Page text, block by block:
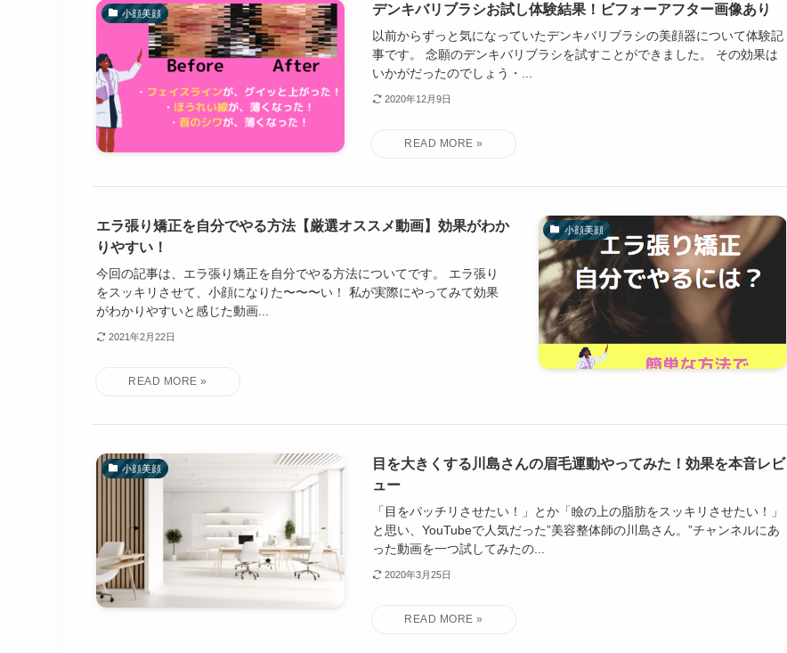
小顔美顔 デンキバリブラシお試し体験結果！ビフォーアフター画像あり
以前からずっと気になっていたデンキバリブラシの美顔器について体験記
事です。 念願のデンキバリブラシを試すことができました。 その効果は
いかがだったのでしょう・...
2020年12月9日
小顔美顔
エラ張り矯正を自分でやる方法【厳選オススメ動画】効果がわか
りやすい！
今回の記事は、エラ張り矯正を自分でやる方法についてです。 エラ張り
をスッキリさせて、小顔になりた〜〜〜い！ 私が実際にやってみて効果
がわかりやすいと感じた動画...
2021年2月22日
小顔美顔
目を大きくする川島さんの眉毛運動やってみた！効果を本音レビ
ュー
「目をパッチリさせたい！」とか「瞼の上の脂肪をスッキリさせたい！」
と思い、YouTubeで人気だった”美容整体師の川島さん。”チャンネルにあ
った動画を一つ試してみたの...
2020年3月25日